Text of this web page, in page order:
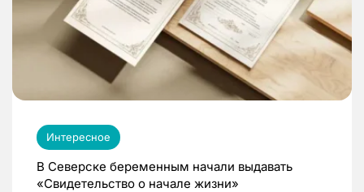
Интересное
В Северске беременным начали выдавать
«Свидетельство о начале жизни»